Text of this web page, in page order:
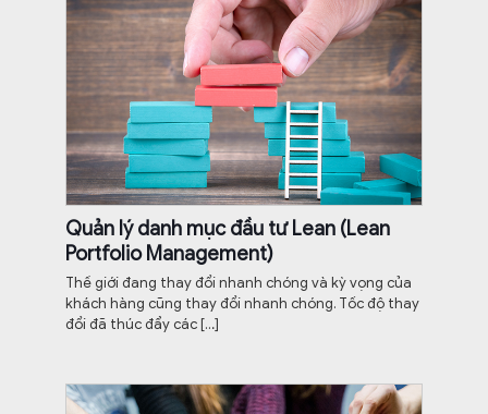
Quản lý danh mục đầu tư Lean (Lean
Portfolio Management)
Thế giới đang thay đổi nhanh chóng và kỳ vọng của
khách hàng cũng thay đổi nhanh chóng. Tốc độ thay
đổi đã thúc đẩy các[…]